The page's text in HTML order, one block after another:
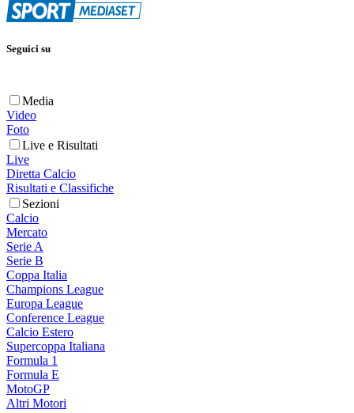
Seguici su
Media
Video
Foto
Live e Risultati
Live
Diretta Calcio
Risultati e Classifiche
Sezioni
Calcio
Mercato
Serie A
Serie B
Coppa Italia
Champions League
Europa League
Conference League
Calcio Estero
Supercoppa Italiana
Formula 1
Formula E
MotoGP
Altri Motori